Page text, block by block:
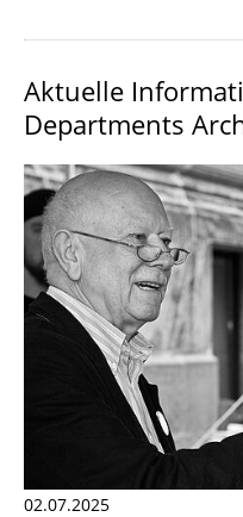
Aktuelle
Departments
02.07.2025